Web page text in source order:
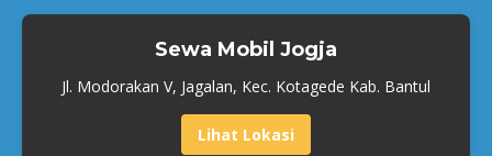
Sewa Mobil Jogja
Jl. Modorakan V, Jagalan, Kec. Kotagede Kab. Bantul
Lihat Lokasi